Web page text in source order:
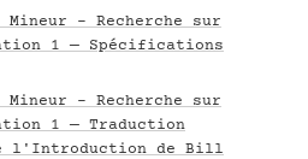
Mineur - Recherche sur
1 — Spécifications
Mineur - Recherche sur
1 — Traduction
l'Introduction de Bill